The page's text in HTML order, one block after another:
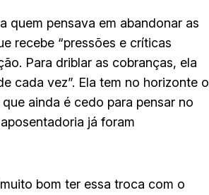
quem pensava em abandonar as
recebe “pressões e críticas
Para driblar as cobranças, ela
cada vez”. Ela tem no horizonte o
ainda é cedo para pensar no
já foram
bom ter essa troca com o